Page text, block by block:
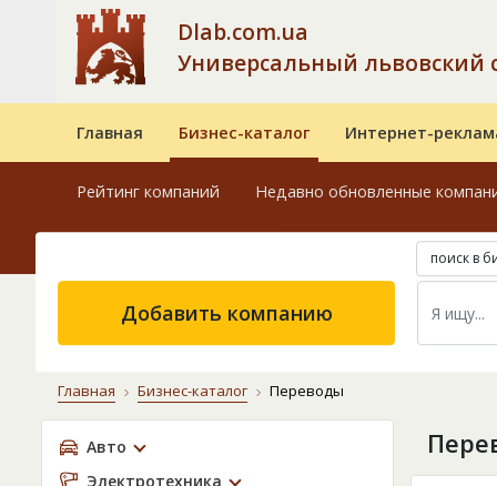
Dlab.com.ua
Универсальный львовский
Главная Бизнес-каталог Интернет-
Рейтинг компаний Недавно обновленные
поиск в
Добавить компанию
Главная Бизнес-каталог Переводы
Авто
Электротехника